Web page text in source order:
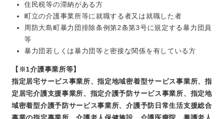
住民税等の滞納がある方
町立の介護事業所等に就職する者又は就職した者
周防大島町暴力団排除条例第2条第3号に規定する暴力団員
等
暴力団若しくは暴力団等と密接な関係を有している方
【※1介護事業所等】​
指定居宅サービス事業所、指定地域密着型サービス事業所、指
定居宅介護支援事業所、指定介護予防サービス事業所、指定地
域密着型介護予防サービス事業所、介護予防日常生活支援総合